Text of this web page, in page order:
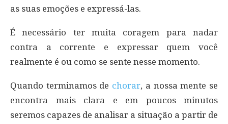
as suas emoções e expressá-las.
É necessário ter muita coragem para nadar
contra a corrente e expressar quem você
realmente é ou como se sente nesse momento.
Quando terminamos de chorar, a nossa mente se
encontra mais clara e em poucos minutos
seremos capazes de analisar a situação a partir de